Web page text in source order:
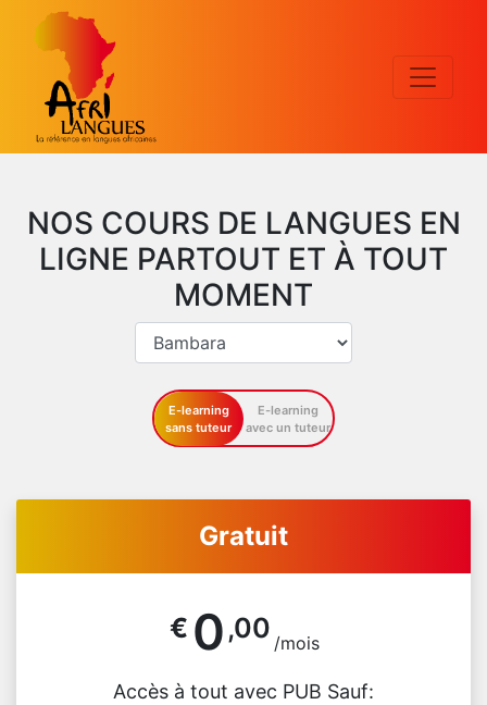
NOS COURS DE LANGUES EN
LIGNE PARTOUT ET À TOUT
MOMENT
E-learning
sans tuteur
E-learning
avec un tuteur
Gratuit
€ 0 ,00 /mois
Accès à tout avec PUB Sauf: